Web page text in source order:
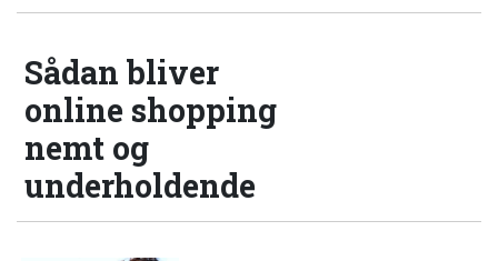
Sådan bliver
online shopping
nemt og
underholdende